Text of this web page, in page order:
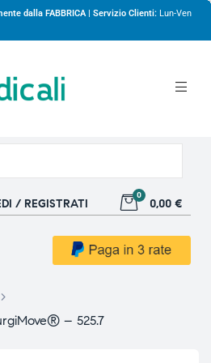
dalla FABBRICA | Servizio Clienti: Lun-Ven
/ REGISTRATI
0
0,00 €
>
– 525.7